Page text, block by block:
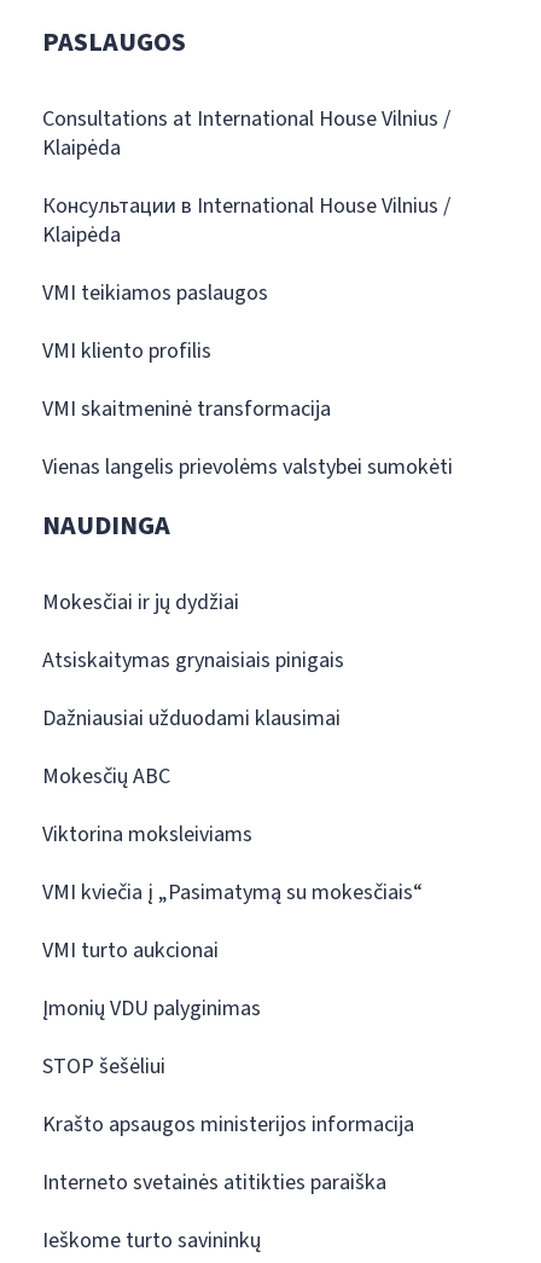
PASLAUGOS
Consultations at International House Vilnius /
Klaipėda
Консультации в International House Vilnius /
Klaipėda
VMI teikiamos paslaugos
VMI kliento profilis
VMI skaitmeninė transformacija
Vienas langelis prievolėms valstybei sumokėti
NAUDINGA
Mokesčiai ir jų dydžiai
Atsiskaitymas grynaisiais pinigais
Dažniausiai užduodami klausimai
Mokesčių ABC
Viktorina moksleiviams
VMI kviečia į „Pasimatymą su mokesčiais“
VMI turto aukcionai
Įmonių VDU palyginimas
STOP šešėliui
Krašto apsaugos ministerijos informacija
Interneto svetainės atitikties paraiška
Ieškome turto savininkų